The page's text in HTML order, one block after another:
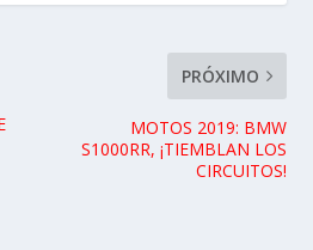
PRÓXIMO
MOTOS 2019: BMW
S1000RR, ¡TIEMBLAN LOS
CIRCUITOS!